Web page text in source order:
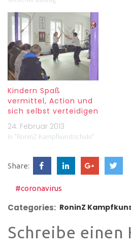
Kindern Spaß
vermittel, Action und
sich selbst verteidigen
24. Februar 2013
In "RoninZ Kampfkunstschule"
Share:
#coronavirus
Categories: RoninZ
Schreibe einen